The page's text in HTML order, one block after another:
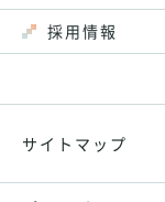
採用情報
サイトマップ